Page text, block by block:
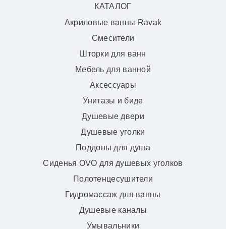
КАТАЛОГ
Акриловые ванны Ravak
Смесители
Шторки для ванн
Мебель для ванной
Аксессуары
Унитазы и биде
Душевые двери
Душевые уголки
Поддоны для душа
Сиденья OVO для душевых уголков
Полотенцесушители
Гидромассаж для ванны
Душевые каналы
Умывальники